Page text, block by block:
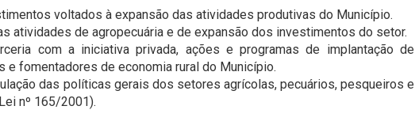
voltados à expansão das atividades produtivas do Município.
atividades de agropecuária e de expansão dos investimentos do setor.
com a iniciativa privada, ações e programas de implantação de
e fomentadores de economia rural do Município.
das políticas gerais dos setores agrícolas, pecuários, pesqueiros e
nº 165/2001).